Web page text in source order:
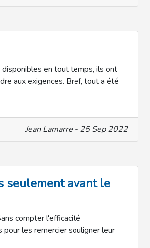
en tout temps, ils ont
aux exigences. Bref, tout a été
Jean Lamarre - 25 Sep 2022
seulement avant le
compter l'efficacité
les remercier souligner leur